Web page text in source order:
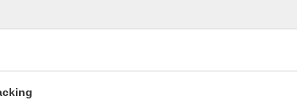
e. V.